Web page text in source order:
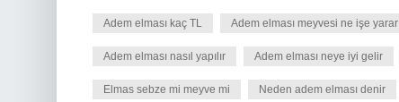
Adem elması kaç TL Adem elması meyvesi ne işe yarar
Adem elması nasıl yapılır Adem elması neye iyi gelir
Elmas sebze mi meyve mi Neden adem elması denir